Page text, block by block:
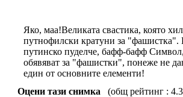
Яко, маа!Великата свастика, която
путнофилски кратуни за "фашистка".
путинско пуделче, бафф-бафф Символ,
обявяват за "фашистки", понеже не
един от основните елементи!
Оцени тази снимка
(общ рейтинг : 4.3